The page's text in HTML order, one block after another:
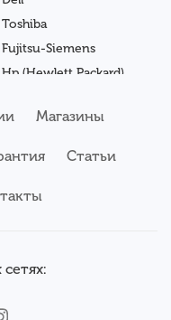
Siemens
(Hewlett Packard)
Магазины
Статьи